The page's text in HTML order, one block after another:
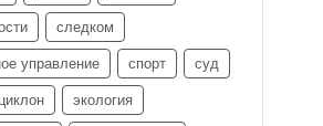
следком
управление спорт суд
циклон экология